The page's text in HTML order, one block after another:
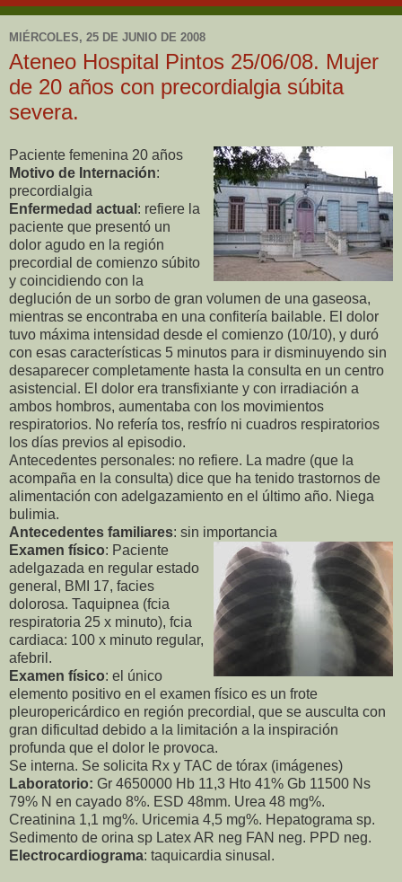
MIÉRCOLES, 25 DE JUNIO DE 2008
Ateneo Hospital Pintos 25/06/08. Mujer
de 20 años con precordialgia súbita
severa.
Paciente femenina 20 años
Motivo de Internación:
precordialgia
Enfermedad actual : refiere la
paciente que presentó un
dolor agudo en la región
precordial de comienzo súbito
y coincidiendo con la
deglución de un sorbo de gran volumen de una gaseosa,
mientras se encontraba en una confitería bailable. El dolor
tuvo máxima intensidad desde el comienzo (10/10), y duró
con esas características 5 minutos para ir disminuyendo sin
desaparecer completamente hasta la consulta en un centro
asistencial. El dolor era transfixiante y con irradiación a
ambos hombros, aumentaba con los movimientos
respiratorios. No refería tos, resfrío ni cuadros respiratorios
los días previos al episodio.
Antecedentes personales: no refiere. La madre (que la
acompaña en la consulta) dice que ha tenido trastornos de
alimentación con adelgazamiento en el último año. Niega
bulimia.
Antecedentes familiares: sin importancia
Examen físico: Paciente
adelgazada en regular estado
general, BMI 17, facies
dolorosa. Taquipnea (fcia
respiratoria 25 x minuto), fcia
cardiaca: 100 x minuto regular,
afebril.
Examen físico: el único
elemento positivo en el examen físico es un frote
pleuropericárdico en región precordial, que se ausculta con
gran dificultad debido a la limitación a la inspiración
profunda que el dolor le provoca.
Se interna. Se solicita Rx y TAC de tórax (imágenes)
Laboratorio: Gr 4650000 Hb 11,3 Hto 41% Gb 11500 Ns
79% N en cayado 8%. ESD 48mm. Urea 48 mg%.
Creatinina 1,1 mg%. Uricemia 4,5 mg%. Hepatograma sp.
Sedimento de orina sp Latex AR neg FAN neg. PPD neg.
Electrocardiograma: taquicardia sinusal.